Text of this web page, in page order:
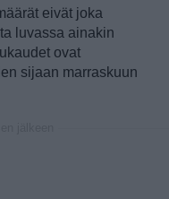
eivät joka
luvassa ainakin
ovat
sijaan marraskuun